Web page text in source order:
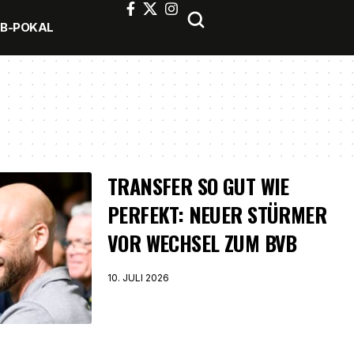
POKAL
TRANSFER SO GUT WIE
PERFEKT: NEUER STÜRMER
VOR WECHSEL ZUM BVB
10. JULI 2026